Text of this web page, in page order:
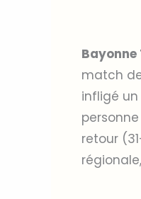
match
infligé
retour